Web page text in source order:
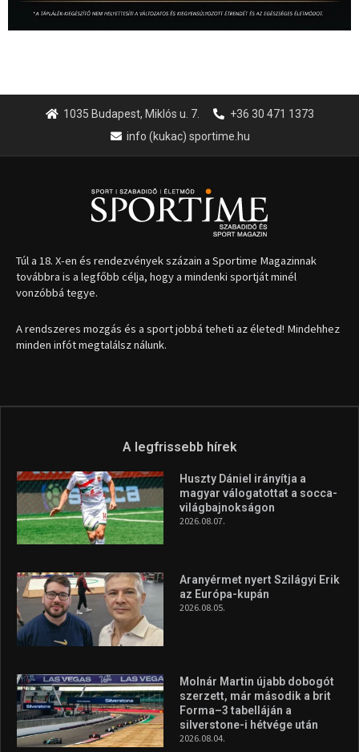
1035 Budapest, Miklós u. 7.
+36 30 471 1373
info (kukac) sportime.hu
Túl a 18. X-en és rendezvények százain a Sportime Magazinnak
továbbra is a legfőbb célja, hogy a mindenki sportját minél
vonzóbbá tegye.
A rendszeres mozgás és a sport jobbá teheti az életed! Mindehhez
minden infót megtalálsz nálunk.
A legfrissebb hírek
Huszty Dániel irányítja a
magyar válogatottat a socca-
világbajnokságon
2026.08.07.
Aranyérmet nyert Szilágyi Erik
az Európa-kupán
2026.08.05.
Molnár Martin újabb dobogót
szerzett, már második a brit
Forma–3 tabelláján a
silverstone-i hétvége után
2026.08.04.